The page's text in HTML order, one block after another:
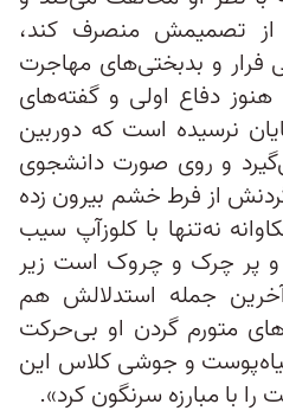
از تصمیمش منصرف کند،
و بدبختی‌های مهاجرت
دفاع اولی و گفته‌های
نرسیده است که دوربین
و روی صورت دانشجوی
از فرط خشم بیرون زده
نه‌تنها با کلوز‌آپ سیب
و پر چرک و چروک است زیر
جمله استدلالش هم
متورم گردن او بی‌حرکت
و جوشی کلاس این
با مبارزه سرنگون کرد».